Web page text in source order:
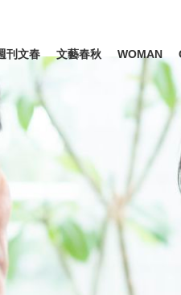
ビジネス
刊文春 文藝春秋 WOMAN
後藤真希 #森岡毅 #城彰二